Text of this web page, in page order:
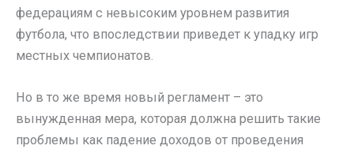
федерациям с невысоким уровнем развития
футбола, что впоследствии приведет к упадку игр
местных чемпионатов.
Но в то же время новый регламент – это
вынужденная мера, которая должна решить такие
проблемы как падение доходов от проведения